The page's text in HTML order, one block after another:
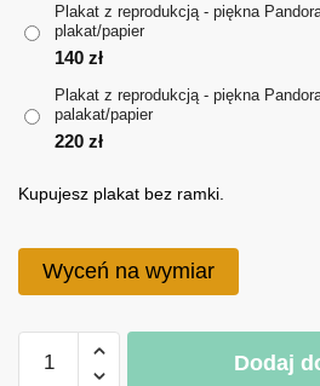
Plakat z reprodukcją - piękna
plakat/papier
140 zł
Plakat z reprodukcją - piękna
palakat/papier
220 zł
Kupujesz plakat bez ramki.
Wyceń na wymiar
Plakat
Dodaj